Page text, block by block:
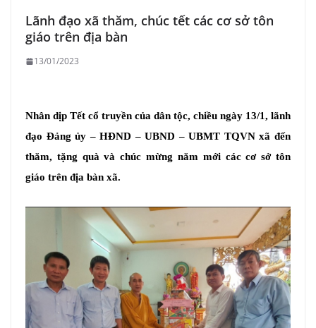
Lãnh đạo xã thăm, chúc tết các cơ sở tôn
giáo trên địa bàn
13/01/2023
Nhân dịp Tết cổ truyền của dân tộc, chiều ngày 13/1, lãnh
đạo Đảng ủy – HĐND – UBND – UBMT TQVN xã đến
thăm, tặng quà và chúc mừng năm mới các cơ sở tôn
giáo trên địa bàn xã.